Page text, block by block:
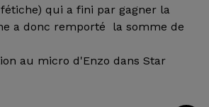
qui a fini par gagner la
a donc remporté la somme de
au micro d'Enzo dans Star